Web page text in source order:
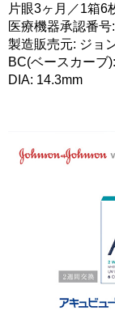
片眼3ヶ月／1箱6
医療機器承認番
製造販売元: ジョ
BC(ベースカーブ
DIA: 14.3mm